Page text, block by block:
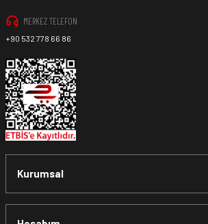
MERKEZ TELEFON
+90 532 778 66 86
Kurumsal